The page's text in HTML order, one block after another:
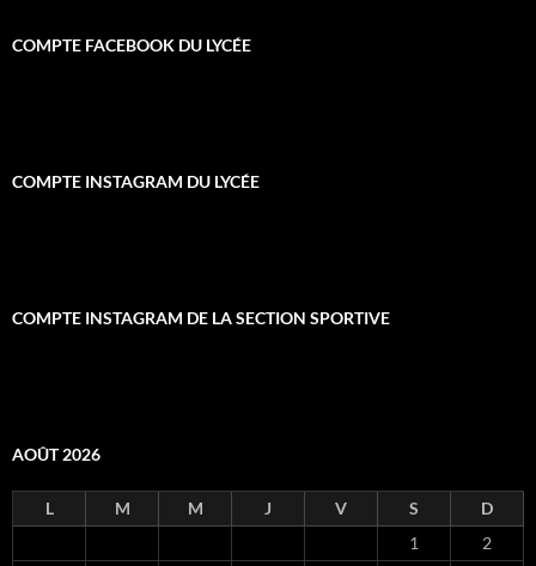
COMPTE FACEBOOK DU LYCÉE
COMPTE INSTAGRAM DU LYCÉE
COMPTE INSTAGRAM DE LA SECTION SPORTIVE
AOÛT 2026
L M M J V S
D
1
2